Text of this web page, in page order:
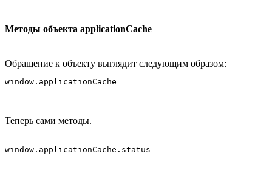
Методы объекта applicationCache
Обращение к объекту выглядит следующим образом:
Теперь сами методы.